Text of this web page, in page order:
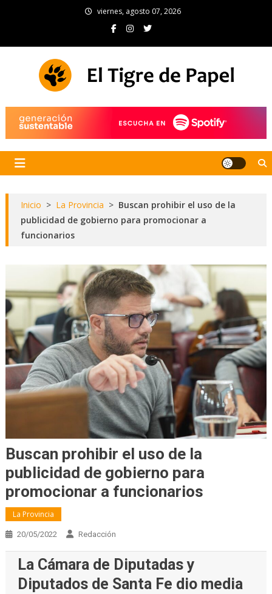
viernes, agosto 07, 2026
Inicio > La Provincia > Buscan prohibir el uso de la
publicidad de gobierno para promocionar a
funcionarios
Buscan prohibir el uso de la
publicidad de gobierno para
promocionar a funcionarios
La Provincia
20/05/2022 Redacción
La Cámara de Diputadas y
Diputados de Santa Fe dio media